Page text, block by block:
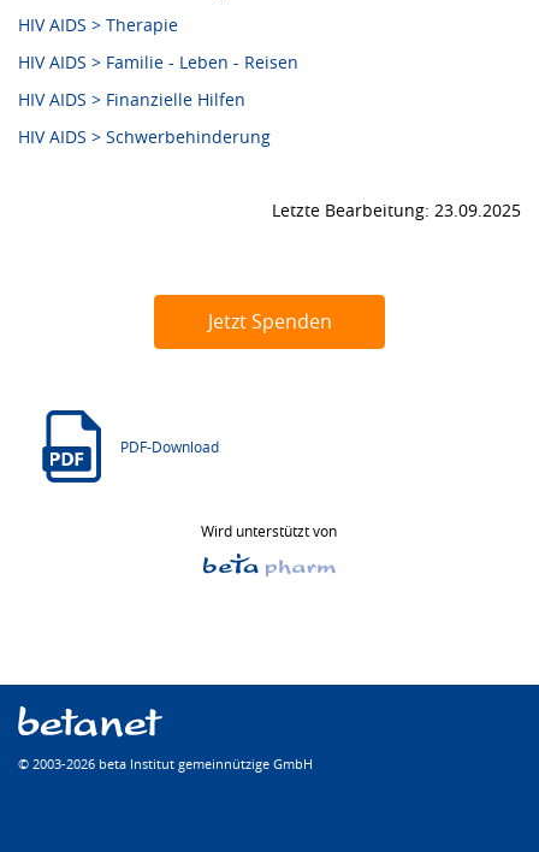
HIV AIDS > Therapie
HIV AIDS > Familie - Leben - Reisen
HIV AIDS > Finanzielle Hilfen
HIV AIDS > Schwerbehinderung
Letzte Bearbeitung: 23.09.2025
Jetzt Spenden
PDF-Download
Wird unterstützt von
© 2003-2026 beta Institut gemeinnützige GmbH